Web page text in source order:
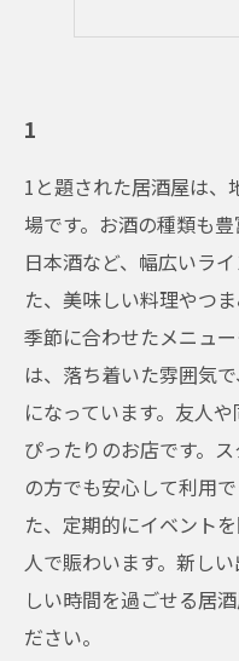
1
1と題された居酒屋は、
場です。お酒の種類も豊
日本酒など、幅広いラ
た、美味しい料理やつ
季節に合わせたメニュ
は、落ち着いた雰囲気
になっています。友人
ぴったりのお店です。
の方でも安心して利用
た、定期的にイベント
人で賑わいます。新し
しい時間を過ごせる居
ださい。